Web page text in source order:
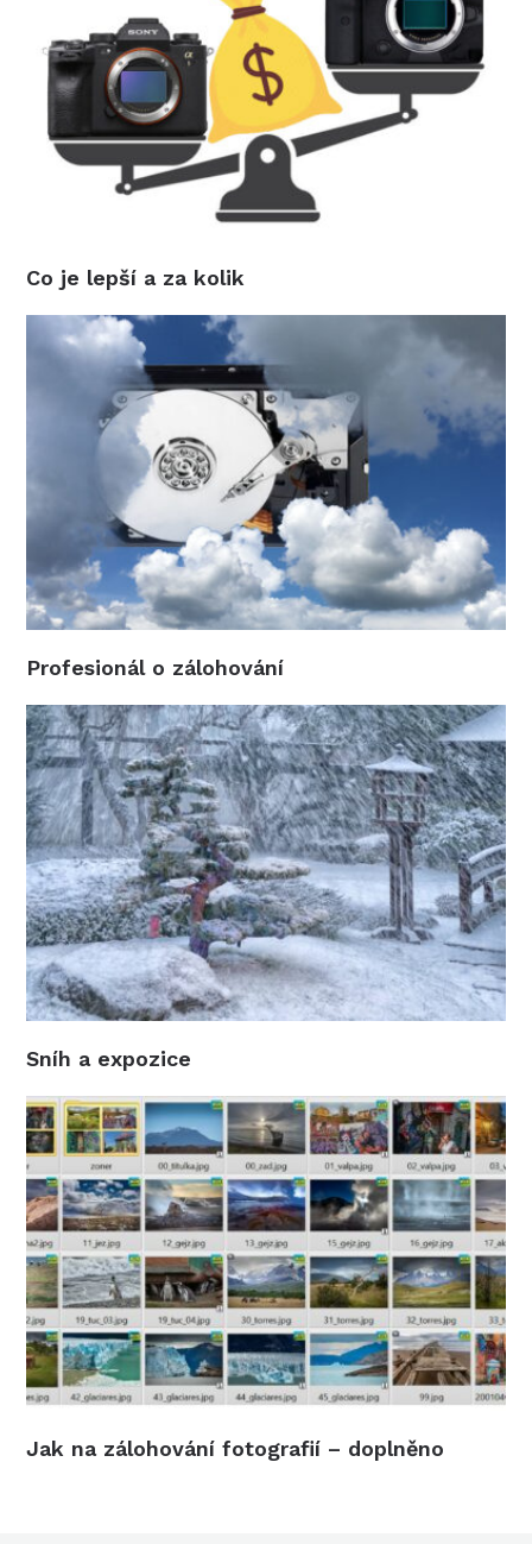
Co je lepší a za kolik
Profesionál o zálohování
Sníh a expozice
Jak na zálohování fotografií – doplněno